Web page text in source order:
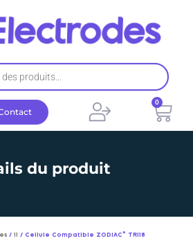
0
du produit
/11 / Cellule Compatible ZODIAC© TRI18